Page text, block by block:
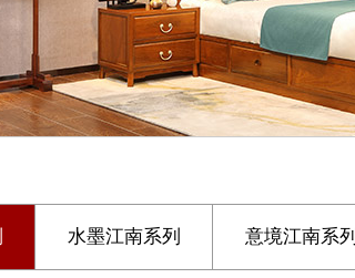
水墨江南系列 意境江南系列